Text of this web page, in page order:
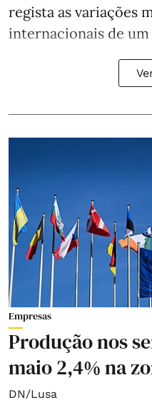
regista as variações
internacionais de um
Empresas
Produção nos
maio 2,4% na
DN/Lusa